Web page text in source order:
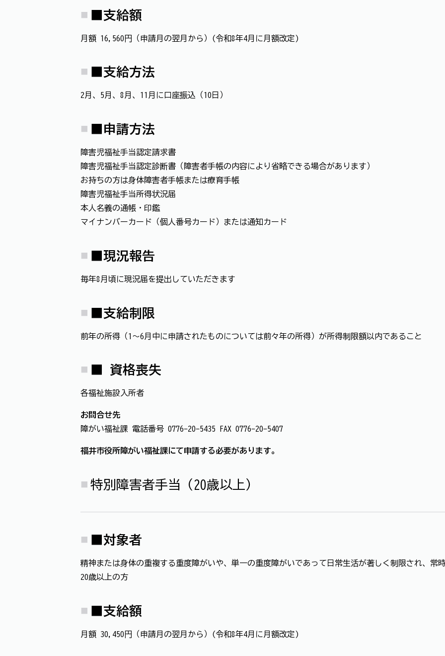
■支給額
月額 16,560円（申請月の翌月から）(令和8年4月に月額改定)
■支給方法
2月、5月、8月、11月に口座振込（10日）
■申請方法
障害児福祉手当認定請求書
障害児福祉手当認定診断書（障害者手帳の内容により省略できる場合があります）
お持ちの方は身体障害者手帳または療育手帳
障害児福祉手当所得状況届
本人名義の通帳・印鑑
マイナンバーカード（個人番号カード）または通知カード
■現況報告
毎年8月頃に現況届を提出していただきます
支給制限
前年の所得（1～6月中に申請されたものについては前々年の所得）が所得制限額以内であること
資格喪失
各福祉施設入所者
お問合せ先
障がい福祉課 電話番号 0776-20-5435 FAX 0776-20-5407
福井市役所障がい福祉課にて申請する必要があります。
特別障害者手当（20歳以上）
対象者
精神または身体の重複する重度障がいや、単一の重度障がいであって日常生活が著しく制限され、常
20歳以上の方
支給額
月額 30,450円（申請月の翌月から）(令和8年4月に月額改定)